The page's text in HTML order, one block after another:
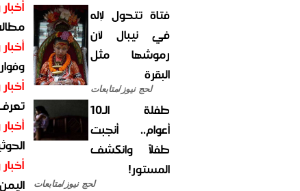
فتاة تتحول لإله
في نيبال لأن
رموشها مثل
البقرة
لحج نيوز/متابعات
طفلة الـ10
أعوام.. أنجبت
طفلاً وانكشف
المستور!
لحج نيوز/متابعات